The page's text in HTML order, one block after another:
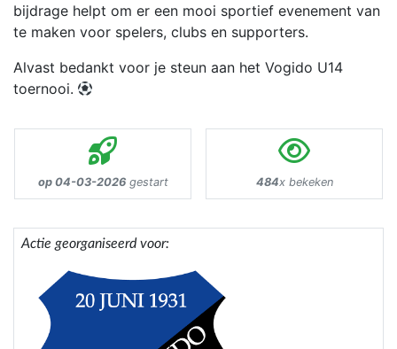
bijdrage helpt om er een mooi sportief evenement van
te maken voor spelers, clubs en supporters.
Alvast bedankt voor je steun aan het Vogido U14
toernooi.
op 04-03-2026gestart 484x bekeken
Actie georganiseerd voor: